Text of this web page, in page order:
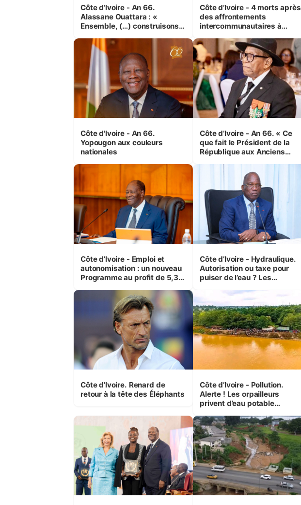
Côte d’Ivoire - An 66.
Alassane Ouattara : «
Ensemble, (…) construisons
mêmes et pour les
générations futures »
Côte d’Ivoire - 4 morts après
des affrontements
intercommunautaires à
correspondant au milieu des
sinistrés
Côte d'Ivoire - An 66.
Yopougon aux couleurs
nationales
Côte d’Ivoire - An 66. « Ce
que fait le Président de la
République aux Anciens
(Cne Yassoungo Koné ®)
Côte d’Ivoire - Emploi et
autonomisation : un nouveau
Programme au profit de 5,3
Côte d’Ivoire - Hydraulique.
Autorisation ou taxe pour
puiser de l’eau ? Les
Côte d’Ivoire. Renard de
retour à la tête des Éléphants
Côte d’Ivoire - Pollution.
Alerte ! Les orpailleurs
privent d’eau potable
autour d’Agboville